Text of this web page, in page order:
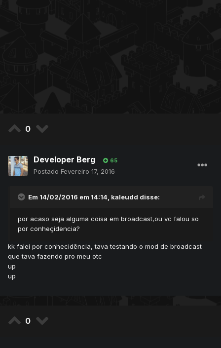
0
Developer Berg 65
Postado Fevereiro 17, 2016
Em 14/02/2016 em 14:14, kaleudd disse:
por acaso seja alguma coisa em broadcast,ou vc falou so
por conheçidencia?
kk falei por conhecidência, tava testando o mod de broadcast
que tava fazendo pro meu otc
up
up
0